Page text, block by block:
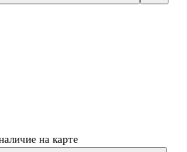
и
на карте